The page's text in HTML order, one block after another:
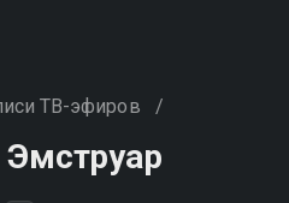
ТВ-эфиров /